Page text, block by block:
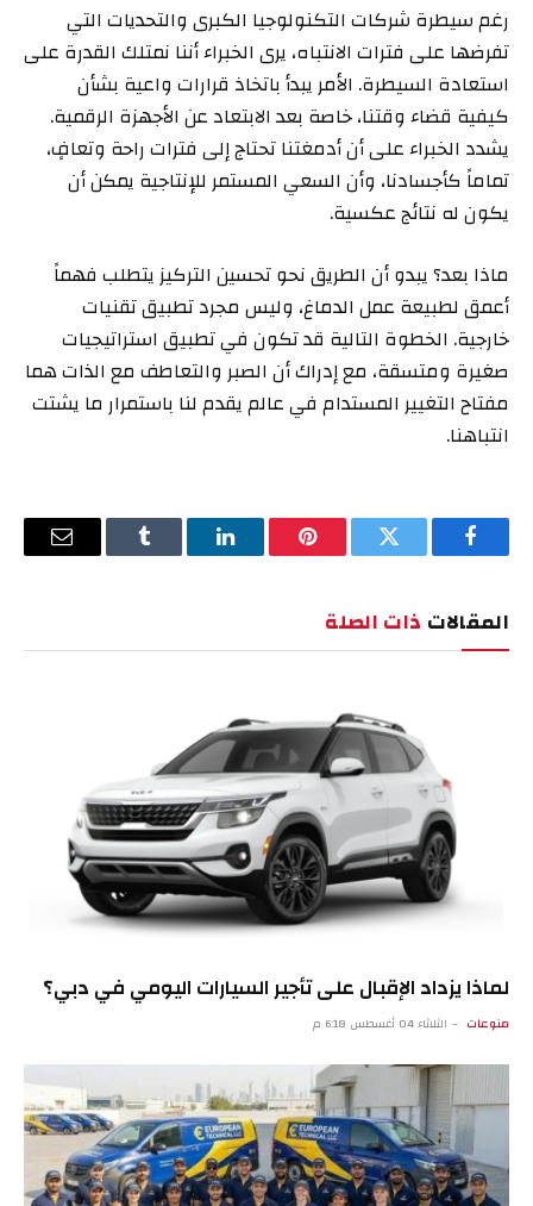
رغم سيطرة شركات التكنولوجيا الكبرى والتحديات التي
تفرضها على فترات الانتباه، يرى الخبراء أننا نمتلك القدرة على
استعادة السيطرة. الأمر يبدأ باتخاذ قرارات واعية بشأن
كيفية قضاء وقتنا، خاصة بعد الابتعاد عن الأجهزة الرقمية.
يشدد الخبراء على أن أدمغتنا تحتاج إلى فترات راحة وتعافٍ،
تماماً كأجسادنا، وأن السعي المستمر للإنتاجية يمكن أن
يكون له نتائج عكسية.
ماذا بعد؟ يبدو أن الطريق نحو تحسين التركيز يتطلب فهماً
أعمق لطبيعة عمل الدماغ، وليس مجرد تطبيق تقنيات
خارجية. الخطوة التالية قد تكون في تطبيق استراتيجيات
صغيرة ومتسقة، مع إدراك أن الصبر والتعاطف مع الذات هما
مفتاح التغيير المستدام في عالم يقدم لنا باستمرار ما يشتت
انتباهنا.
فيسبوك تويتر بينتيريستلينكدإن Tumblr
البريد
المقالات ذات الصلة
لماذا يزداد الإقبال على تأجير السيارات اليومي في دبي؟
منوعات الثلاثاء 04 أغسطس 6:18 م